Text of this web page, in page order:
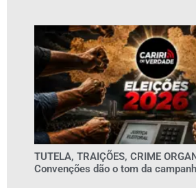
TUTELA, TRAIÇÕES, CRIME
Convenções dão o tom da